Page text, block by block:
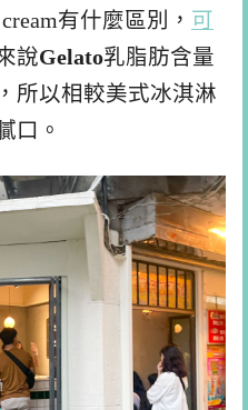
有什麼區別， 可
說Gelato乳脂肪含量
所以相較美式冰淇淋
口。